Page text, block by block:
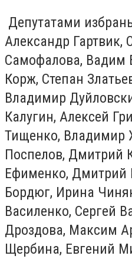
Депутатами
Александр Гартвик,
Самофалова, Вадим
Корж, Степан
Владимир
Калугин, Алексей
Тищенко, Владимир
Поспелов, Дмитрий
Ефименко, Дмитрий
Бордюг, Ирина
Василенко, Сергей
Дроздова, Максим
Щербина, Евгений